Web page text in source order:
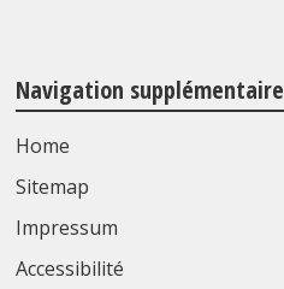
Navigation supplémentaire
Home
Sitemap
Impressum
Accessibilité